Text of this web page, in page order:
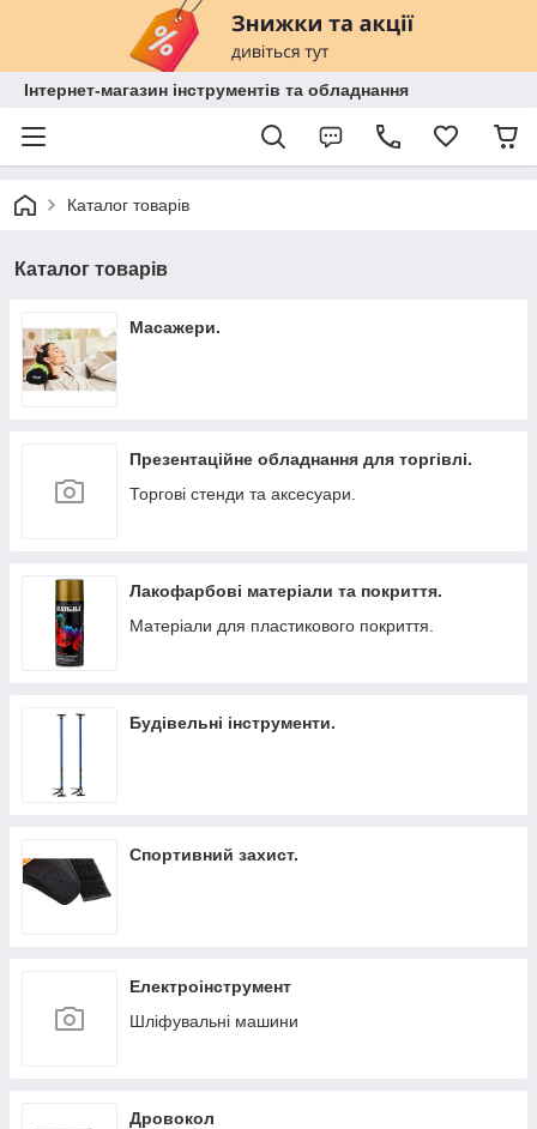
Інтернет-магазин інструментів та обладнання
Каталог товарів
Каталог товарів
Масажери.
Презентаційне обладнання для торгівлі.
Торгові стенди та аксесуари.
Лакофарбові матеріали та покриття.
Матеріали для пластикового покриття.
Будівельні інструменти.
Спортивний захист.
Електроінструмент
Шліфувальні машини
Дровокол